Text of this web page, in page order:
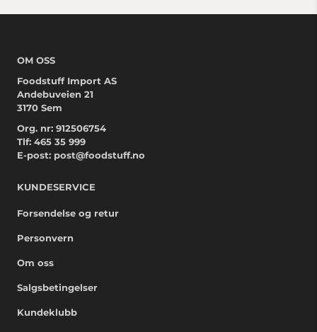
OM OSS
Foodstuff Import AS
Andebuveien 21
3170 Sem
Org. nr: 912506754
Tlf: 465 35 999
E-post: post@foodstuff.no
KUNDESERVICE
Forsendelse og retur
Personvern
Om oss
Salgsbetingelser
Kundeklubb